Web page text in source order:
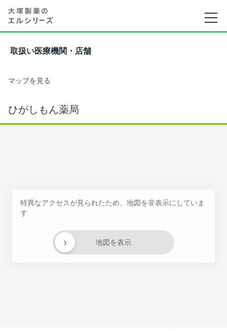
取扱い医療機関・店舗
マップを見る
ひがしもん薬局
特異なアクセスが見られたため、地図を非表示にしていま
す
地図を表示
›